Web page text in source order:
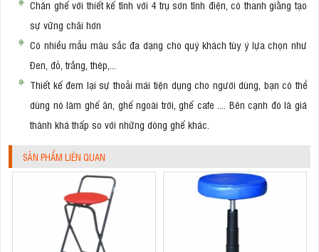
Chân ghế với thiết kế tĩnh với 4 trụ sơn tĩnh điện, có thanh giằng tạo
sự vững chãi hơn
Có nhiều mẫu màu sắc đa dạng cho quý khách tùy ý lựa chọn như
Đen, đỏ, trắng, thép,...
Thiết kế đem lại sự thoải mái tiện dụng cho người dùng, bạn có thể
dùng nó làm ghế ăn, ghế ngoài trời, ghế cafe .... Bên cạnh đó là giá
thành khá thấp so với những dòng ghế khác.
SẢN PHẨM LIÊN QUAN